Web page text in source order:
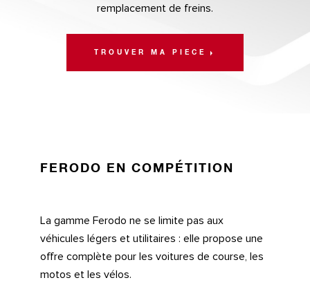
remplacement de freins.
TROUVER MA PIECE
FERODO EN COMPÉTITION
La gamme Ferodo ne se limite pas aux
véhicules légers et utilitaires : elle propose une
offre complète pour les voitures de course, les
motos et les vélos.